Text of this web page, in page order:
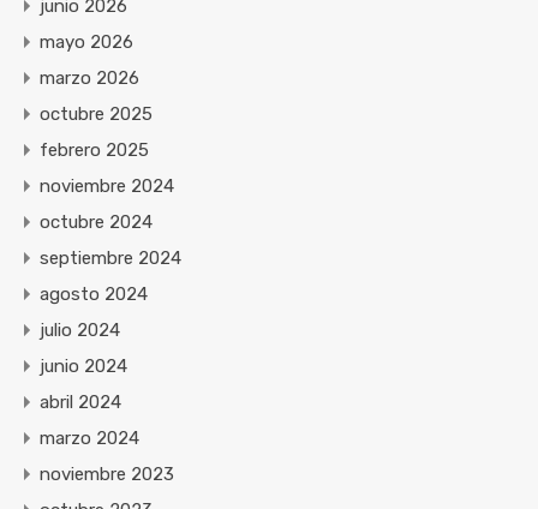
junio 2026
mayo 2026
marzo 2026
octubre 2025
febrero 2025
noviembre 2024
octubre 2024
septiembre 2024
agosto 2024
julio 2024
junio 2024
abril 2024
marzo 2024
noviembre 2023